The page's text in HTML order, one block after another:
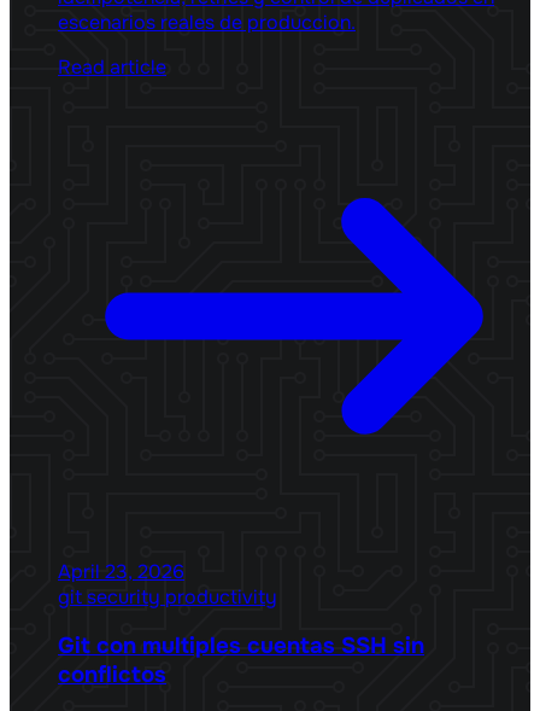
escenarios reales de produccion.
Read article
April 23, 2026
gitsecurity productivity
Git con multiples cuentas SSH sin
conflictos